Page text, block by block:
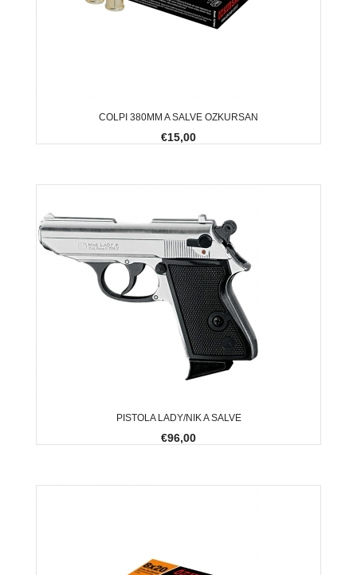
COLPI 380MM A SALVE OZKURSAN
€15,00
PISTOLA LADY/NIK A SALVE
€96,00